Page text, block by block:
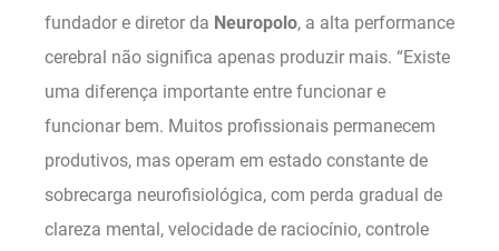
fundador e diretor da Neuropolo, a alta performance
cerebral não significa apenas produzir mais. “Existe
uma diferença importante entre funcionar e
funcionar bem. Muitos profissionais permanecem
produtivos, mas operam em estado constante de
sobrecarga neurofisiológica, com perda gradual de
clareza mental, velocidade de raciocínio, controle